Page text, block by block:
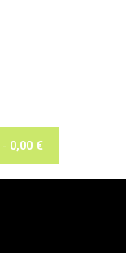
- 0,00 €